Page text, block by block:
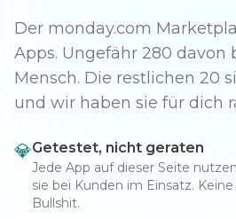
Der monday.com
Apps. Ungefähr 280 davon
Mensch. Die restlichen 20
und wir haben sie für dich
💎Getestet, nicht geraten
Jede App auf dieser Seite
sie bei Kunden im Einsatz.
Bullshit.